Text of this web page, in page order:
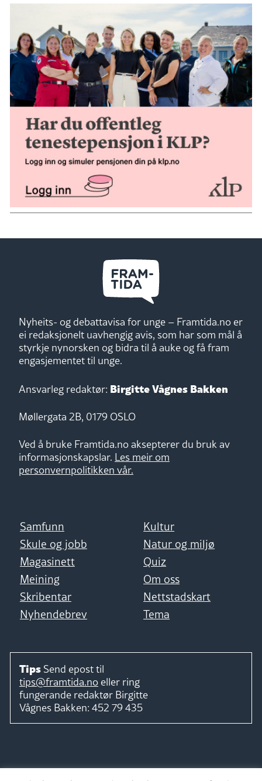
Nyheits- og debattavisa for unge – Framtida.no er
ei redaksjonelt uavhengig avis, som har som mål å
styrkje nynorsken og bidra til å auke og få fram
engasjementet til unge.
Ansvarleg redaktør: Birgitte Vågnes Bakken
Møllergata 2B, 0179 OSLO
Ved å bruke Framtida.no aksepterer du bruk av
informasjonskapslar. Les meir om
personvernpolitikken vår.
Samfunn
Kultur
Skule og jobb
Natur og miljø
Magasinett
Quiz
Meining
Om oss
Skribentar
Nettstadskart
Nyhendebrev
Tema
Tips Send epost til
tips@framtida.no eller ring
fungerande redaktør Birgitte
Vågnes Bakken: 452 79 435